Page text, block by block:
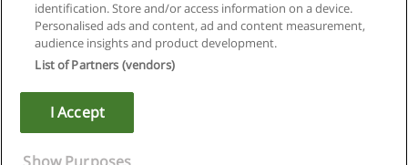
Contacter Educaedu
Copyright © Educaedu Business S.L. - CIF : B-95610580: -
identification. Store and/or access information on a device.
Personalised ads and content, ad and content measurement,
audience insights and product development.
List of Partners (vendors)
I Accept